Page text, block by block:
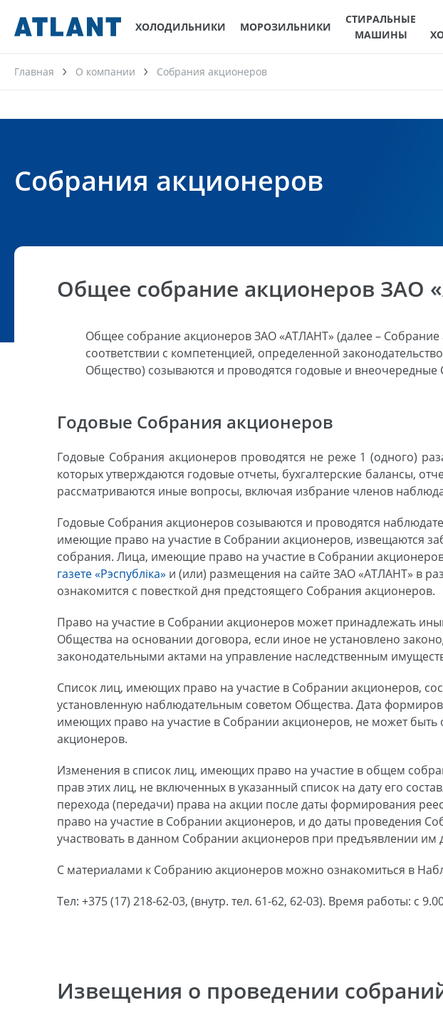
ХОЛОДИЛЬНИКИ МОРОЗИЛЬНИКИ
СТИРАЛЬНЫЕ
МАШИНЫ
Главная О компании Собрания акционеров
Собрания акционеров
Общее собрание акционеров ЗАО
Общее собрание акционеров ЗАО «АТЛАНТ» (далее –
соответствии с компетенцией, определенной
Общество) созываются и проводятся годовые и
Годовые Собрания акционеров
Годовые Собрания акционеров проводятся не реже 1 (одного)
которых утверждаются годовые отчеты, бухгалтерские балансы,
рассматриваются иные вопросы, включая избрание членов
Годовые Собрания акционеров созываются и проводятся
имеющие право на участие в Собрании акционеров, извещаются
собрания. Лица, имеющие право на участие в Собрании
газете «Рэспублiка» и (или) размещения на сайте ЗАО «АТЛАНТ» в
ознакомится с повесткой дня предстоящего Собрания акционеров.
Право на участие в Собрании акционеров может принадлежать
Общества на основании договора, если иное не установлено
законодательными актами на управление наследственным
Список лиц, имеющих право на участие в Собрании акционеров,
установленную наблюдательным советом Общества. Дата
имеющих право на участие в Собрании акционеров, не может
акционеров.
Изменения в список лиц, имеющих право на участие в общем
прав этих лиц, не включенных в указанный список на дату его
перехода (передачи) права на акции после даты формирования
право на участие в Собрании акционеров, и до даты проведения
участвовать в данном Собрании акционеров при предъявлении им
С материалами к Собранию акционеров можно ознакомиться в
Тел: +375 (17) 218-62-03, (внутр. тел. 61-62, 62-03). Время работы: с
Извещения о проведении